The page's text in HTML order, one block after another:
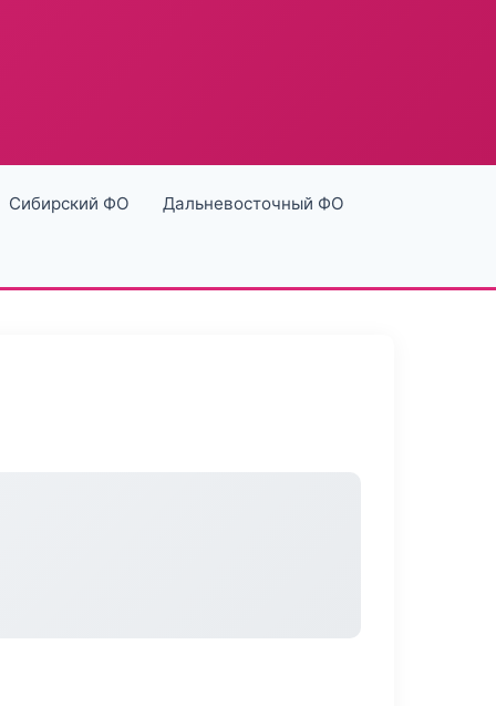
Сибирский ФО Дальневосточный ФО